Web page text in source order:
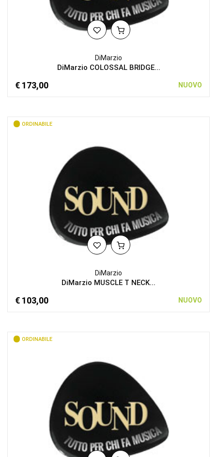
DiMarzio
DiMarzio COLOSSAL BRIDGE...
€ 173,00 NUOVO
ORDINABILE
DiMarzio
DiMarzio MUSCLE T NECK...
€ 103,00 NUOVO
ORDINABILE